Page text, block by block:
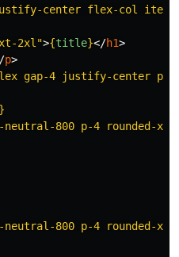
center flex-col items-
2xl">{title}</h1>
p>
gap-4 justify-center p-4
}
neutral-800 p-4 rounded-xl
neutral-800 p-4 rounded-xl